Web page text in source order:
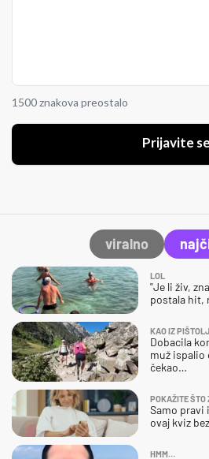
1500 znakova preostalo
Prijavite
viralno
LOL
"Je li živ,
postala hit,
KAO IZ
Dobacila
muž ispalio
čekao…
POKAŽITE ŠTO
Samo pravi
ovaj kviz
HMM…